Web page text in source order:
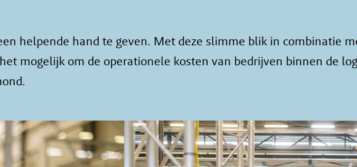
helpende hand te geven. Met deze slimme blik in combinatie
mogelijk om de operationele kosten van bedrijven binnen de